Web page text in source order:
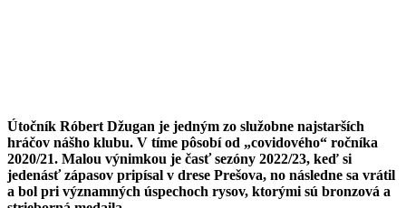
Útočník Róbert Džugan je jedným zo služobne najstarších
hráčov nášho klubu. V tíme pôsobí od „covidového“ ročníka
2020/21. Malou výnimkou je časť sezóny 2022/23, keď si
jedenásť zápasov pripísal v drese Prešova, no následne sa vrátil
a bol pri významných úspechoch rysov, ktorými sú bronzová a